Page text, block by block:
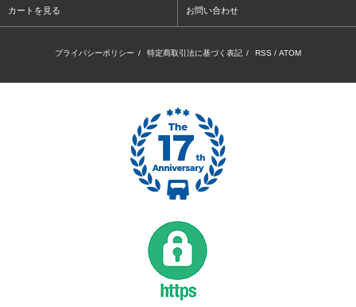
カートを見る お問い合わせ
プライバシーポリシー / 特定商取引法に基づく表記 / RSS / ATOM